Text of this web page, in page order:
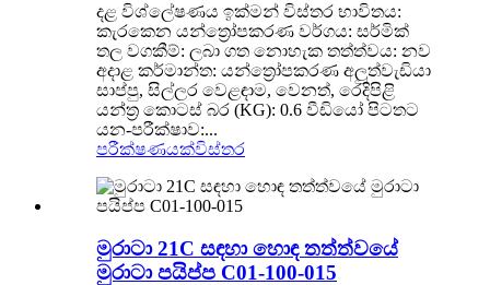
දළ විශ්ලේෂණය ඉක්මන් විස්තර භාවිතය:
කැරකෙන යන්ත්‍රෝපකරණ වර්ගය: සර්මික්
තල වගකීම්: ලබා ගත නොහැක තත්ත්වය: නව
අදාළ කර්මාන්ත: යන්ත්‍රෝපකරණ අලුත්වැඩියා
සාප්පු, සිල්ලර වෙළඳාම, වෙනත්, රෙදිපිළි
යන්ත්‍ර කොටස් බර (KG): 0.6 වීඩියෝ පිටතට
යන-පරීක්ෂාව:...
පරීක්ෂණයක්විස්තර
මුරාටා 21C සඳහා හොඳ තත්ත්වයේ
මුරාටා පයිප්ප C01-100-015